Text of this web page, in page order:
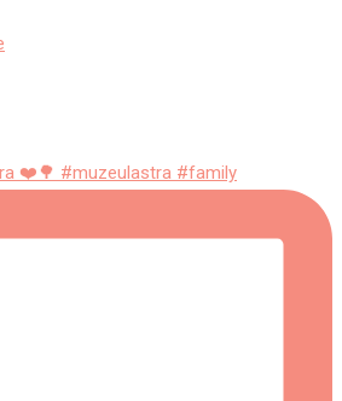
❤️🌳 #muzeulastra #family